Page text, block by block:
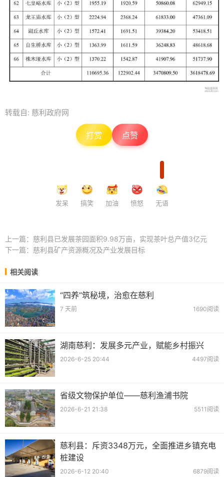
转载自: 慈利政府网
打赏 点赞
发呆 搞笑 加油 愤怒 无语
上一篇： 慈利县已发展茶园面积9.98万亩，实现茶叶总产值3亿元
下一篇： 慈利县矿产资源概况及产业发展目标
相关阅读
“四养”筑秘境，治愈在慈利
7 天前 1690阅读
湖南慈利：发展多元产业，赋能乡村振兴
2026-6-25 20:44 4497阅读
省级文物保护单位——慈利渔浦书院
2026-6-21 21:38 5511阅读
慈利县：斥资3348万元，全面推进乡镇充电
桩建设
2026-6-12 20:40 6879阅读